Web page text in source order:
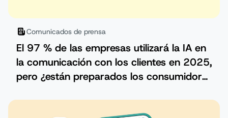
Comunicados de prensa
El 97 % de las empresas utilizará la IA en
la comunicación con los clientes en 2025,
pero ¿están preparados los consumidores